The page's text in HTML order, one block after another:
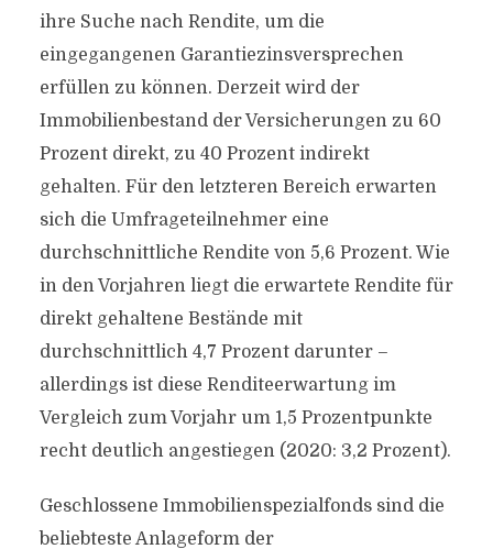
ihre Suche nach Rendite, um die
eingegangenen Garantiezinsversprechen
erfüllen zu können. Derzeit wird der
Immobilienbestand der Versicherungen zu 60
Prozent direkt, zu 40 Prozent indirekt
gehalten. Für den letzteren Bereich erwarten
sich die Umfrageteilnehmer eine
durchschnittliche Rendite von 5,6 Prozent. Wie
in den Vorjahren liegt die erwartete Rendite für
direkt gehaltene Bestände mit
durchschnittlich 4,7 Prozent darunter –
allerdings ist diese Renditeerwartung im
Vergleich zum Vorjahr um 1,5 Prozentpunkte
recht deutlich angestiegen (2020: 3,2 Prozent).
Geschlossene Immobilienspezialfonds sind die
beliebteste Anlageform der